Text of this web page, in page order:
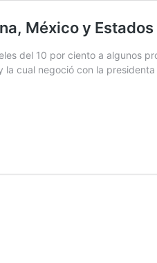
México y
del 10 por ciento a algunos
la cual negoció con la presidenta